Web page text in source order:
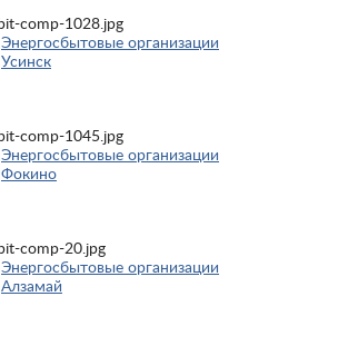
Энергосбытовые организации
Усинск
Энергосбытовые организации
Фокино
Энергосбытовые организации
Алзамай